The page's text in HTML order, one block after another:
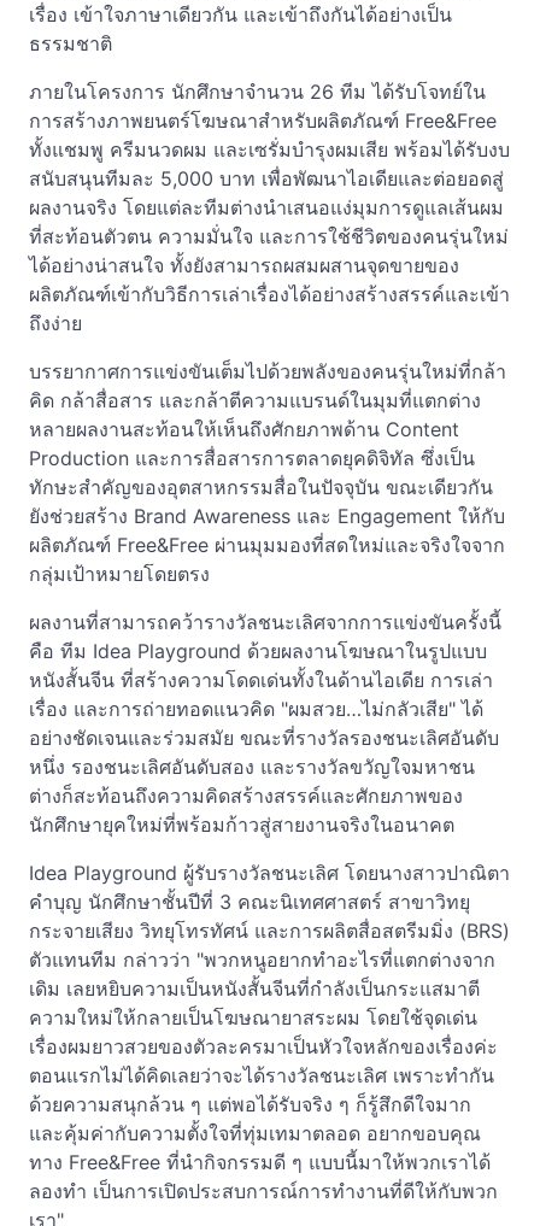
เรื่อง เข้าใจภาษาเดียวกัน และเข้าถึงกันได้อย่างเป็น
ธรรมชาติ
ภายในโครงการ นักศึกษาจำนวน 26 ทีม ได้รับโจทย์ใน
การสร้างภาพยนตร์โฆษณาสำหรับผลิตภัณฑ์ Free&Free
ทั้งแชมพู ครีมนวดผม และเซรั่มบำรุงผมเสีย พร้อมได้รับงบ
สนับสนุนทีมละ 5,000 บาท เพื่อพัฒนาไอเดียและต่อยอดสู่
ผลงานจริง โดยแต่ละทีมต่างนำเสนอแง่มุมการดูแลเส้นผม
ที่สะท้อนตัวตน ความมั่นใจ และการใช้ชีวิตของคนรุ่นใหม่
ได้อย่างน่าสนใจ ทั้งยังสามารถผสมผสานจุดขายของ
ผลิตภัณฑ์เข้ากับวิธีการเล่าเรื่องได้อย่างสร้างสรรค์และเข้า
ถึงง่าย
บรรยากาศการแข่งขันเต็มไปด้วยพลังของคนรุ่นใหม่ที่กล้า
คิด กล้าสื่อสาร และกล้าตีความแบรนด์ในมุมที่แตกต่าง
หลายผลงานสะท้อนให้เห็นถึงศักยภาพด้าน Content
Production และการสื่อสารการตลาดยุคดิจิทัล ซึ่งเป็น
ทักษะสำคัญของอุตสาหกรรมสื่อในปัจจุบัน ขณะเดียวกัน
ยังช่วยสร้าง Brand Awareness และ Engagement ให้กับ
ผลิตภัณฑ์ Free&Free ผ่านมุมมองที่สดใหม่และจริงใจจาก
กลุ่มเป้าหมายโดยตรง
ผลงานที่สามารถคว้ารางวัลชนะเลิศจากการแข่งขันครั้งนี้
คือ ทีม Idea Playground ด้วยผลงานโฆษณาในรูปแบบ
หนังสั้นจีน ที่สร้างความโดดเด่นทั้งในด้านไอเดีย การเล่า
เรื่อง และการถ่ายทอดแนวคิด "ผมสวย…ไม่กลัวเสีย" ได้
อย่างชัดเจนและร่วมสมัย ขณะที่รางวัลรองชนะเลิศอันดับ
หนึ่ง รองชนะเลิศอันดับสอง และรางวัลขวัญใจมหาชน
ต่างก็สะท้อนถึงความคิดสร้างสรรค์และศักยภาพของ
นักศึกษายุคใหม่ที่พร้อมก้าวสู่สายงานจริงในอนาคต
Idea Playground ผู้รับรางวัลชนะเลิศ โดยนางสาวปาณิตา
คำบุญ นักศึกษาชั้นปีที่ 3 คณะนิเทศศาสตร์ สาขาวิทยุ
กระจายเสียง วิทยุโทรทัศน์ และการผลิตสื่อสตรีมมิ่ง (BRS)
ตัวแทนทีม กล่าวว่า "พวกหนูอยากทำอะไรที่แตกต่างจาก
เดิม เลยหยิบความเป็นหนังสั้นจีนที่กำลังเป็นกระแสมาตี
ความใหม่ให้กลายเป็นโฆษณายาสระผม โดยใช้จุดเด่น
เรื่องผมยาวสวยของตัวละครมาเป็นหัวใจหลักของเรื่องค่ะ
ตอนแรกไม่ได้คิดเลยว่าจะได้รางวัลชนะเลิศ เพราะทำกัน
ด้วยความสนุกล้วน ๆ แต่พอได้รับจริง ๆ ก็รู้สึกดีใจมาก
และคุ้มค่ากับความตั้งใจที่ทุ่มเทมาตลอด อยากขอบคุณ
ทาง Free&Free ที่นำกิจกรรมดี ๆ แบบนี้มาให้พวกเราได้
ลองทำ เป็นการเปิดประสบการณ์การทำงานที่ดีให้กับพวก
เรา"